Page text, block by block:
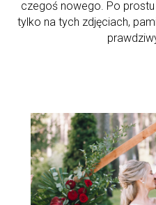
czegoś nowego. Po
tylko na tych zdjęciach,